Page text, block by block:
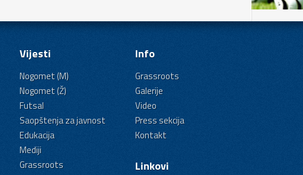
Vijesti
Nogomet (M)
Nogomet (Ž)
Futsal
Saopštenja za javnost
Edukacija
Mediji
Grassroots
Info
Grassroots
Galerije
Video
Press sekcija
Kontakt
Linkovi